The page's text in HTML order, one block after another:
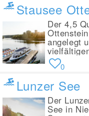
Stausee
Der 4,5
angelegt
0
Lunzer See
Der
See in